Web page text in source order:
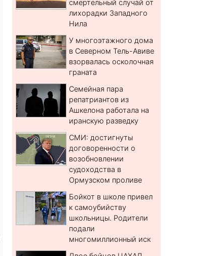
смертельный случай от
лихорадки Западного
Нила
У многоэтажного дома
в Северном Тель-Авиве
взорвалась осколочная
граната
Семейная пара
репатриантов из
Ашкелона работала на
иранскую разведку
СМИ: достигнуты
договоренности о
возобновлении
судоходства в
Ормузском проливе
Бойкот в школе привел
к самоубийству
школьницы. Родители
подали
многомиллионный иск